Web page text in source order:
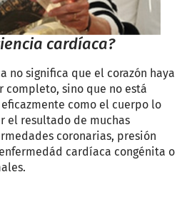
cardíaca?
no significa que el corazón haya
completo, sino que no está
como el cuerpo lo
el resultado de muchas
coronarias, presión
cardíaca congénita o